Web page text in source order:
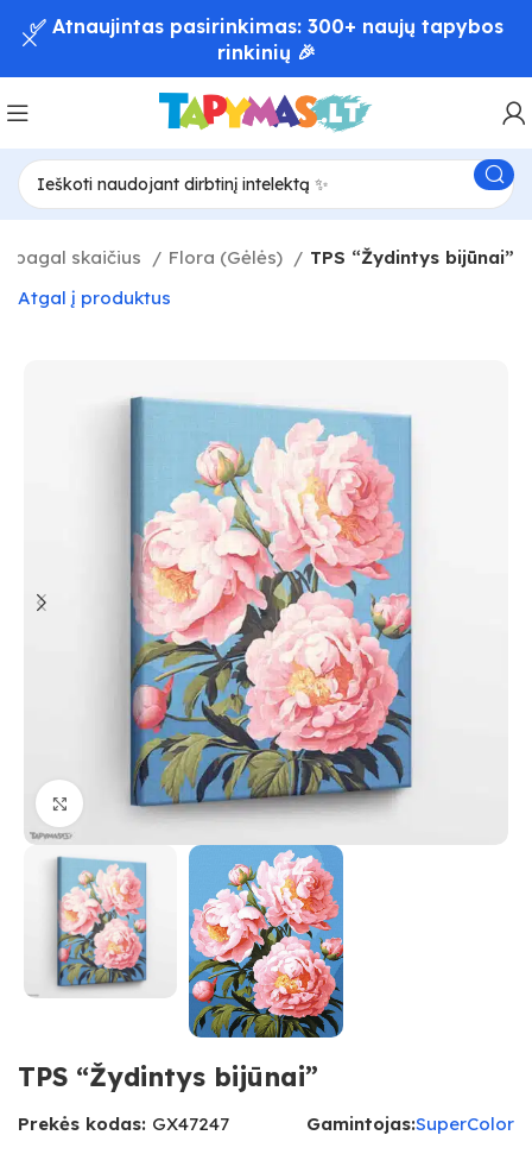
pagal skaičius Flora (Gėlės)
TPS “Žydintys bijūnai”
Atgal į produktus
Paspauskite, kad priartinti
TPS “Žydintys bijūnai”
Prekės kodas: GX47247 Gamintojas:SuperColor
✅ Atnaujintas pasirinkimas: 300+ naujų tapybos
rinkinių 🎉